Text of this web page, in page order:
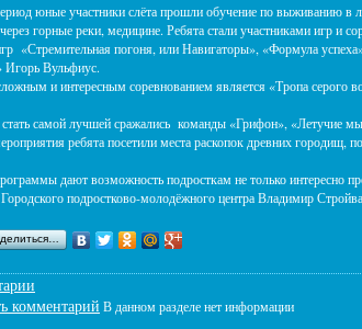
юные участники слёта прошли обучение по выживанию
горные реки, медицине. Ребята стали участниками игр и
«Стремительная погоня, или Навигаторы», «Формула
Игорь Вульфиус.
и интересным соревнованием является «Тропа серого
стать самой лучшей сражались команды «Грифон», «Летучие
ребята посетили места раскопок древних
дают возможность подросткам не только интересно
подростково-молодёжного центра Владимир
комментарий В данном разделе нет информации